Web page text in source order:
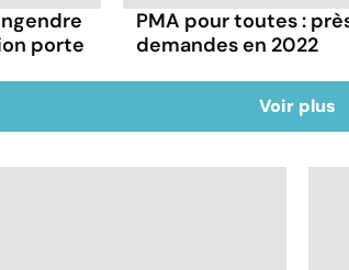
porte
PMA pour toutes :
demandes en 2022
Voir plus